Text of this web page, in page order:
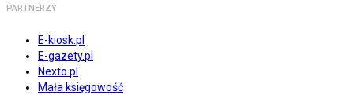
PARTNERZY
E-kiosk.pl
E-gazety.pl
Nexto.pl
Mała księgowość